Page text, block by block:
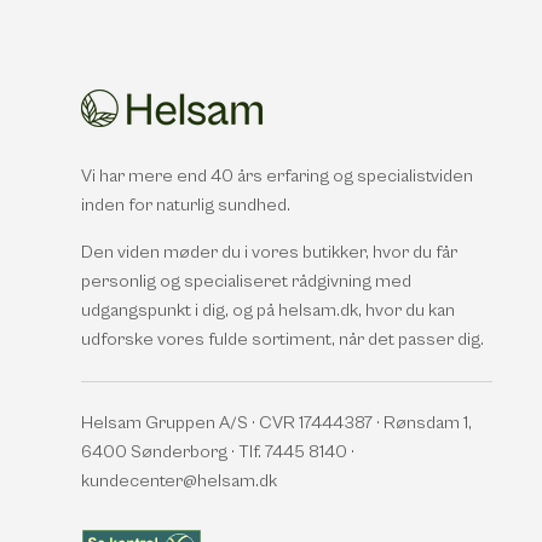
Vi har mere end 40 års erfaring og specialistviden
inden for naturlig sundhed.
Den viden møder du i vores butikker, hvor du får
personlig og specialiseret rådgivning med
udgangspunkt i dig, og på helsam.dk, hvor du kan
udforske vores fulde sortiment, når det passer dig.
Helsam Gruppen A/S · CVR 17444387 · Rønsdam 1,
6400 Sønderborg · Tlf. 7445 8140 ·
kundecenter@helsam.dk